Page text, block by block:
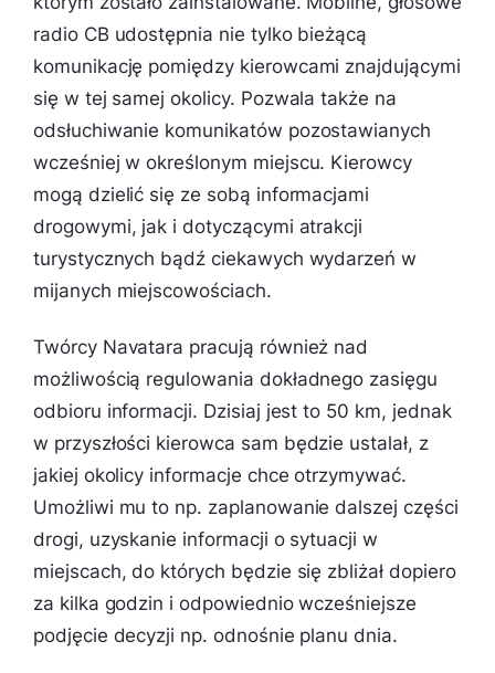
radio CB udostępnia nie tylko bieżącą
komunikację pomiędzy kierowcami znajdującymi
się w tej samej okolicy. Pozwala także na
odsłuchiwanie komunikatów pozostawianych
wcześniej w określonym miejscu. Kierowcy
mogą dzielić się ze sobą informacjami
drogowymi, jak i dotyczącymi atrakcji
turystycznych bądź ciekawych wydarzeń w
mijanych miejscowościach.
Twórcy Navatara pracują również nad
możliwością regulowania dokładnego zasięgu
odbioru informacji. Dzisiaj jest to 50 km, jednak
w przyszłości kierowca sam będzie ustalał, z
jakiej okolicy informacje chce otrzymywać.
Umożliwi mu to np. zaplanowanie dalszej części
drogi, uzyskanie informacji o sytuacji w
miejscach, do których będzie się zbliżał dopiero
za kilka godzin i odpowiednio wcześniejsze
podjęcie decyzji np. odnośnie planu dnia.